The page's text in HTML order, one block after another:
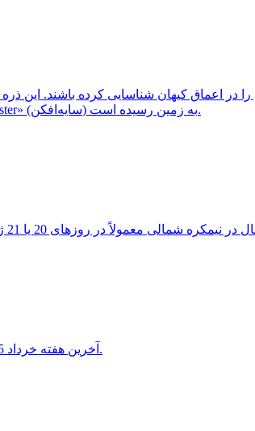
ثبت شد، احتمالاً از یک کهکشان دوردست و غبارآلود موسوم به «Shadow Blaster» (سایه‌افکن) به زمین رسیده است.
آخرین هفته خرداد 1405، اجتماع دیدنی هلال ماه شامگاهی با سیاره ناهید و مشتری را خواهید دید.